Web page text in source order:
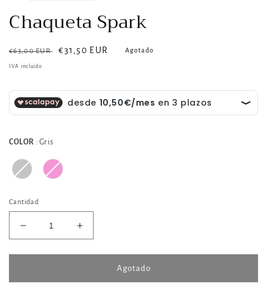
Chaqueta Spark
Precio
habitual
€63,00 EUR
Precio
€31,50 EUR Agotado
IVA incluido
COLOR : GrisColor
Cantidad
Reducir
cantidad
para
Spark
Aumentar
cantidad
para
Chaqueta
Spark
Agotado